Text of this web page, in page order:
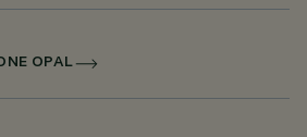
OPAL